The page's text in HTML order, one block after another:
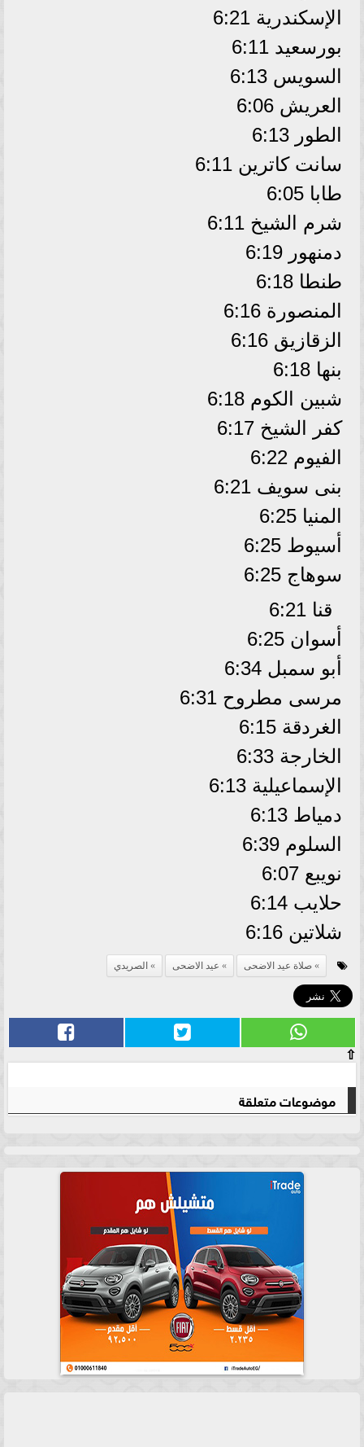
الإسكندرية 6:21
بورسعيد 6:11
السويس 6:13
العريش 6:06
الطور 6:13
سانت كاترين 6:11
طابا 6:05
شرم الشيخ 6:11
دمنهور 6:19
طنطا 6:18
المنصورة 6:16
الزقازيق 6:16
بنها 6:18
شبين الكوم 6:18
كفر الشيخ 6:17
الفيوم 6:22
بنى سويف 6:21
المنيا 6:25
أسيوط 6:25
سوهاج 6:25
قنا 6:21
أسوان 6:25
أبو سمبل 6:34
مرسى مطروح 6:31
الغردقة 6:15
الخارجة 6:33
الإسماعيلية 6:13
دمياط 6:13
السلوم 6:39
نويبع 6:07
حلايب 6:14
شلاتين 6:16
صلاة عيد الاضحى عيد الاضحى الصريدي
⇧
موضوعات متعلقة